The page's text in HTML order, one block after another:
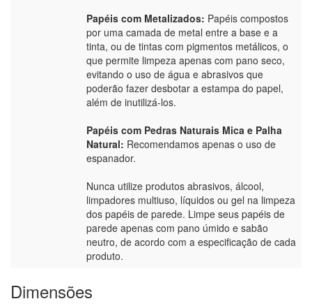
Papéis com Metalizados: Papéis compostos
por uma camada de metal entre a base e a
tinta, ou de tintas com pigmentos metálicos, o
que permite limpeza apenas com pano seco,
evitando o uso de água e abrasivos que
poderão fazer desbotar a estampa do papel,
além de inutilizá-los.
Papéis com Pedras Naturais Mica e Palha
Natural: Recomendamos apenas o uso de
espanador.
Nunca utilize produtos abrasivos, álcool,
limpadores multiuso, líquidos ou gel na limpeza
dos papéis de parede. Limpe seus papéis de
parede apenas com pano úmido e sabão
neutro, de acordo com a especificação de cada
produto.
Dimensões